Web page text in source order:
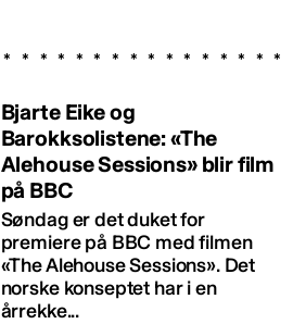
Bjarte Eike og
Barokksolistene: «The
Alehouse Sessions» blir film
på BBC
Søndag er det duket for
premiere på BBC med filmen
«The Alehouse Sessions». Det
norske konseptet har i en
årrekke...